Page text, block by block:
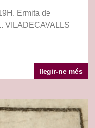
Ermita de
VILADECAVALLS
llegir-ne més